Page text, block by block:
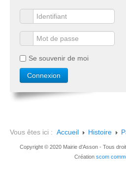
Se souvenir de moi
Vous êtes ici : Accueil Histoire
Copyright © 2020 Mairie d'Asson - Tous
Création scom